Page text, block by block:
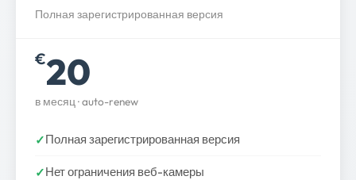
Полная зарегистрированная версия
€20
в месяц · auto-renew
Полная зарегистрированная версия
Нет ограничения веб-камеры